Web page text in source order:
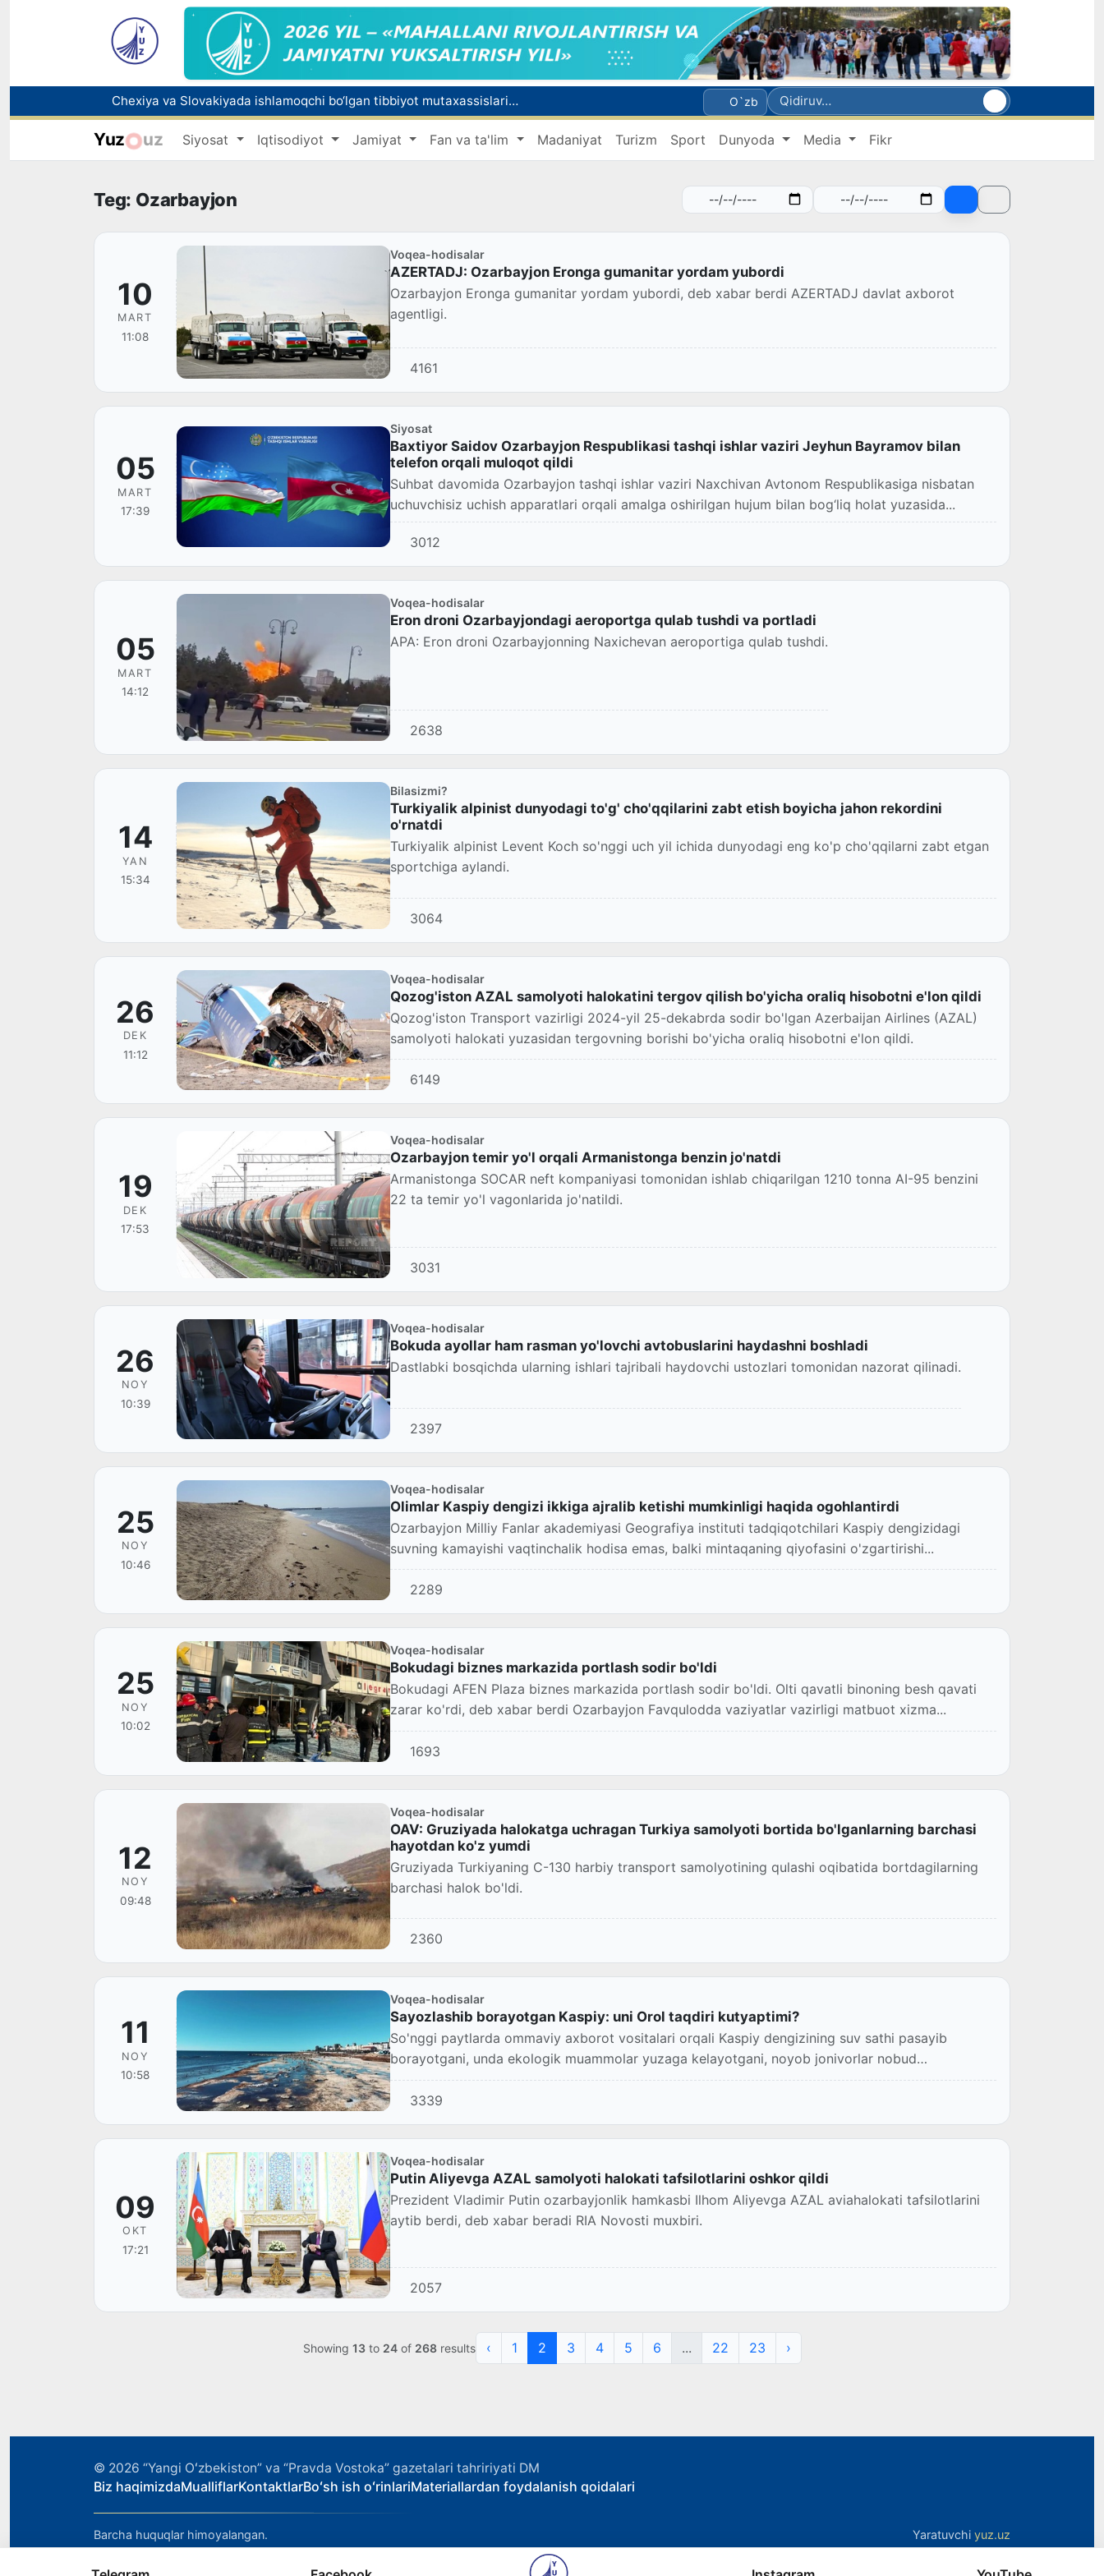
Chexiya va Slovakiyada ishlamoqchi bo‘lgan tibbiyot mutaxassislari ro‘yxatga olinadi
Bolaning familiyasiga otasining ismini berishga ruxsat beriladi
Behruz Karimov faoliyatini Shveytsariyaning «Lugano» klubida davom ettiradi
O`zb
Yuz uz Siyosat Iqtisodiyot Jamiyat Fan va ta'lim Madaniyat Turizm Sport Dunyoda Media Fikr
Teg: Ozarbayjon
10
MART
11:08
Voqea-hodisalar
AZЕRTADJ: Ozarbayjon Eronga gumanitar yordam yubordi
Ozarbayjon Eronga gumanitar yordam yubordi, deb xabar berdi AZЕRTADJ davlat axborot
agentligi.
4161
05
MART
17:39
Siyosat
Baxtiyor Saidov Ozarbayjon Respublikasi tashqi ishlar vaziri Jeyhun Bayramov bilan
telefon orqali muloqot qildi
Suhbat davomida Ozarbayjon tashqi ishlar vaziri Naxchivan Avtonom Respublikasiga nisbatan
uchuvchisiz uchish apparatlari orqali amalga oshirilgan hujum bilan bog‘liq holat yuzasida...
3012
05
MART
14:12
Voqea-hodisalar
Eron droni Ozarbayjondagi aeroportga qulab tushdi va portladi
APA: Eron droni Ozarbayjonning Naxichevan aeroportiga qulab tushdi.
2638
14
YAN
15:34
Bilasizmi?
Turkiyalik alpinist dunyodagi to'g' cho'qqilarini zabt etish boyicha jahon rekordini
o'rnatdi
Turkiyalik alpinist Levent Koch so'nggi uch yil ichida dunyodagi eng ko'p cho'qqilarni zabt etgan
sportchiga aylandi.
3064
26
DEK
11:12
Voqea-hodisalar
Qozog'iston AZAL samolyoti halokatini tergov qilish bo'yicha oraliq hisobotni e'lon qildi
Qozog'iston Transport vazirligi 2024-yil 25-dekabrda sodir bo'lgan Azerbaijan Airlines (AZAL)
samolyoti halokati yuzasidan tergovning borishi bo'yicha oraliq hisobotni e'lon qildi.
6149
19
DEK
17:53
Voqea-hodisalar
Ozarbayjon temir yo'l orqali Armanistonga benzin jo'natdi
Armanistonga SOCAR neft kompaniyasi tomonidan ishlab chiqarilgan 1210 tonna AI-95 benzini
22 ta temir yo'l vagonlarida jo'natildi.
3031
26
NOY
10:39
Voqea-hodisalar
Bokuda ayollar ham rasman yo'lovchi avtobuslarini haydashni boshladi
Dastlabki bosqichda ularning ishlari tajribali haydovchi ustozlari tomonidan nazorat qilinadi.
2397
25
NOY
10:46
Voqea-hodisalar
Olimlar Kaspiy dengizi ikkiga ajralib ketishi mumkinligi haqida ogohlantirdi
Ozarbayjon Milliy Fanlar akademiyasi Geografiya instituti tadqiqotchilari Kaspiy dengizidagi
suvning kamayishi vaqtinchalik hodisa emas, balki mintaqaning qiyofasini o'zgartirishi...
2289
25
NOY
10:02
Voqea-hodisalar
Bokudagi biznes markazida portlash sodir bo'ldi
Bokudagi AFEN Plaza biznes markazida portlash sodir bo'ldi. Olti qavatli binoning besh qavati
zarar ko'rdi, deb xabar berdi Ozarbayjon Favqulodda vaziyatlar vazirligi matbuot xizma...
1693
12
NOY
09:48
Voqea-hodisalar
OAV: Gruziyada halokatga uchragan Turkiya samolyoti bortida bo'lganlarning barchasi
hayotdan ko'z yumdi
Gruziyada Turkiyaning C-130 harbiy transport samolyotining qulashi oqibatida bortdagilarning
barchasi halok bo'ldi.
2360
11
NOY
10:58
Voqea-hodisalar
Sayozlashib borayotgan Kaspiy: uni Orol taqdiri kutyaptimi?
So'nggi paytlarda ommaviy axborot vositalari orqali Kaspiy dengizining suv sathi pasayib
borayotgani, unda ekologik muammolar yuzaga kelayotgani, noyob jonivorlar nobud
bo'layotgan...
3339
09
OKT
17:21
Voqea-hodisalar
Putin Aliyevga AZAL samolyoti halokati tafsilotlarini oshkor qildi
Prezident Vladimir Putin ozarbayjonlik hamkasbi Ilhom Aliyevga AZAL aviahalokati tafsilotlarini
aytib berdi, deb xabar beradi RIA Novosti muxbiri.
2057
Showing 13to 24of 268results ‹ 1 2 3 4 5 6 ... 22 23 ›
© 2026 “Yangi Oʻzbekiston” va “Pravda Vostoka” gazetalari tahririyati DM
Biz haqimizdaMualliflarKontaktlarBoʻsh ish oʻrinlariMateriallardan foydalanish qoidalari
Barcha huquqlar himoyalangan. Yaratuvchi yuz.uz